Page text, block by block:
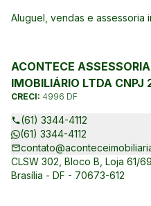
Aluguel, vendas e assessoria
ACONTECE
IMOBILIÁRIO LTDA
CRECI: 4996 DF
(61) 3344-4112
(61) 3344-4112
CLSW 302, Bloco B, Loja 61/
Brasília - DF - 70673-612